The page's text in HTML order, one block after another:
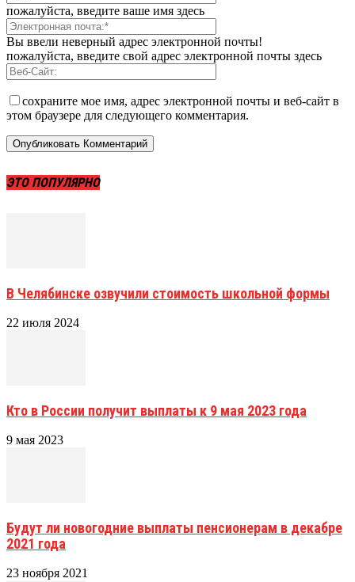
пожалуйста, введите ваше имя здесь
Вы ввели неверный адрес электронной почты!
пожалуйста, введите свой адрес электронной почты здесь
сохраните мое имя, адрес электронной почты и веб-сайт в
этом браузере для следующего комментария.
ЭТО ПОПУЛЯРНО
В Челябинске озвучили стоимость школьной формы
22 июля 2024
Кто в России получит выплаты к 9 мая 2023 года
9 мая 2023
Будут ли новогодние выплаты пенсионерам в декабре
2021 года
23 ноября 2021